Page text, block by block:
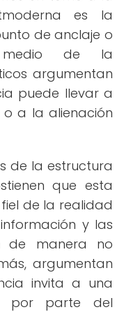
es la
de anclaje o
medio de la
argumentan
puede llevar a
a la alienación
de la estructura
que esta
de la realidad
y las
de manera no
argumentan
invita a una
por parte del